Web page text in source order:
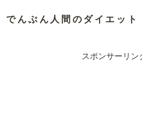
でんぷん人間のダイエット
スポンサーリン